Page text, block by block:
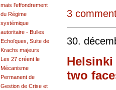
3
30.
Helsinki
two
mais l'effondrement
du Régime
systémique
autoritaire - Bulles
Echoïques, Suite de
Krachs majeurs
Les 27 créent le
Mécanisme
Permanent de
Gestion de Crise et